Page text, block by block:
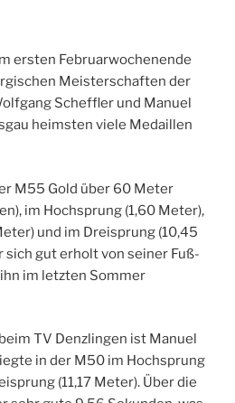
ersten Februarwochenende
Meisterschaften der
Scheffler und Manuel
heimsten viele Medaillen
M55 Gold über 60 Meter
im Hochsprung (1,60 Meter),
und im Dreisprung (10,45
sich gut erholt von seiner Fuß-
im letzten Sommer
TV Denzlingen ist Manuel
in der M50 im Hochsprung
(11,17 Meter). Über die